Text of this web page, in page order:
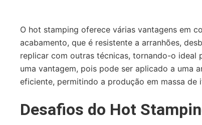
O hot stamping oferece várias vantagens em
acabamento, que é resistente a arranhões,
replicar com outras técnicas, tornando-o
uma vantagem, pois pode ser aplicado a uma
eficiente, permitindo a produção em massa
Desafios do Hot